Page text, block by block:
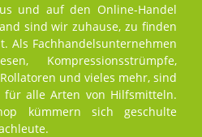
und auf den Online-Handel
sind wir zuhause, zu finden
Als Fachhandelsunternehmen
Kompressionsstrümpfe,
und vieles mehr, sind
alle Arten von Hilfsmitteln.
kümmern sich geschulte